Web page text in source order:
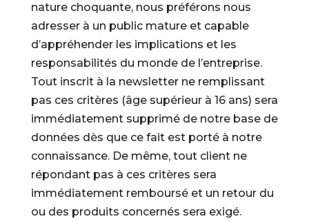
nature choquante, nous préférons nous
adresser à un public mature et capable
d’appréhender les implications et les
responsabilités du monde de l’entreprise.
Tout inscrit à la newsletter ne remplissant
pas ces critères (âge supérieur à 16 ans) sera
immédiatement supprimé de notre base de
données dès que ce fait est porté à notre
connaissance. De même, tout client ne
répondant pas à ces critères sera
immédiatement remboursé et un retour du
ou des produits concernés sera exigé.